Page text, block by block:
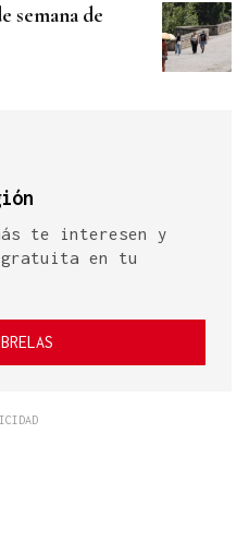
semana de
te interesen y
gratuita en tu